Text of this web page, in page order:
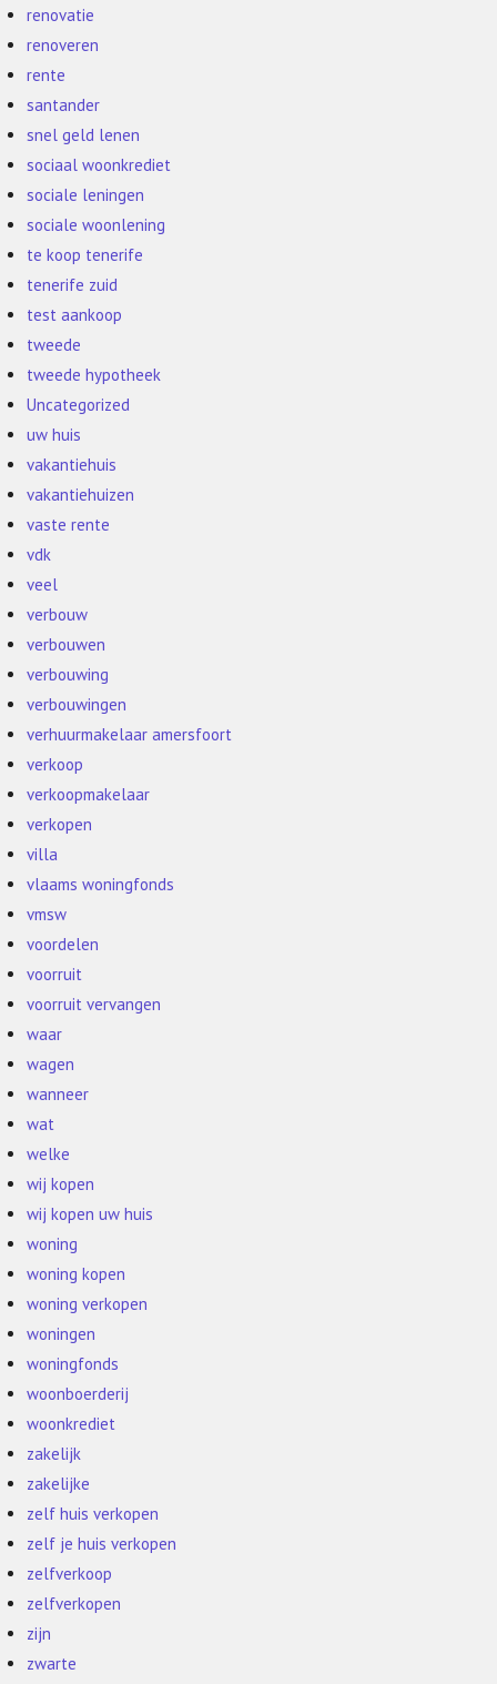
renovatie
renoveren
rente
santander
snel geld lenen
sociaal woonkrediet
sociale leningen
sociale woonlening
te koop tenerife
tenerife zuid
test aankoop
tweede
tweede hypotheek
Uncategorized
uw huis
vakantiehuis
vakantiehuizen
vaste rente
vdk
veel
verbouw
verbouwen
verbouwing
verbouwingen
verhuurmakelaar amersfoort
verkoop
verkoopmakelaar
verkopen
villa
vlaams woningfonds
vmsw
voordelen
voorruit
voorruit vervangen
waar
wagen
wanneer
wat
welke
wij kopen
wij kopen uw huis
woning
woning kopen
woning verkopen
woningen
woningfonds
woonboerderij
woonkrediet
zakelijk
zakelijke
zelf huis verkopen
zelf je huis verkopen
zelfverkoop
zelfverkopen
zijn
zwarte